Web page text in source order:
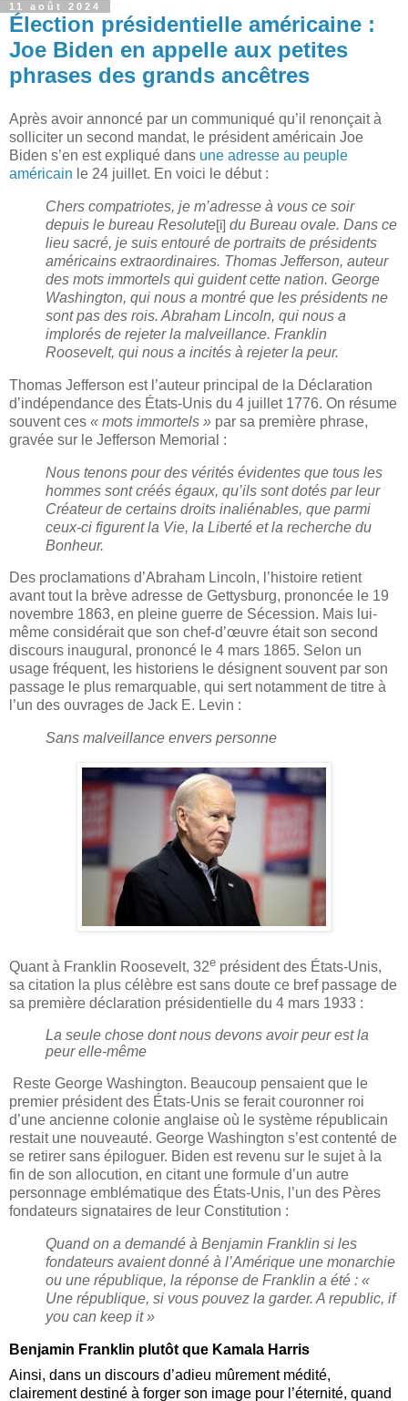
11 août 2024
Élection présidentielle américaine :
Joe Biden en appelle aux petites
phrases des grands ancêtres
Après avoir annoncé par un communiqué qu’il renonçait à
solliciter un second mandat, le président américain Joe
Biden s’en est expliqué dans une adresse au peuple
américain le 24 juillet. En voici le début :
Chers compatriotes, je m’adresse à vous ce soir
depuis le bureau Resolute[i] du Bureau ovale. Dans ce
lieu sacré, je suis entouré de portraits de présidents
américains extraordinaires. Thomas Jefferson, auteur
des mots immortels qui guident cette nation. George
Washington, qui nous a montré que les présidents ne
sont pas des rois. Abraham Lincoln, qui nous a
implorés de rejeter la malveillance. Franklin
Roosevelt, qui nous a incités à rejeter la peur.
Thomas Jefferson est l’auteur principal de la Déclaration
d’indépendance des États-Unis du 4 juillet 1776. On résume
souvent ces « mots immortels » par sa première phrase,
gravée sur le Jefferson Memorial :
Nous tenons pour des vérités évidentes que tous les
hommes sont créés égaux, qu’ils sont dotés par leur
Créateur de certains droits inaliénables, que parmi
ceux-ci figurent la Vie, la Liberté et la recherche du
Bonheur.
Des proclamations d’Abraham Lincoln, l’histoire retient
avant tout la brève adresse de Gettysburg, prononcée le 19
novembre 1863, en pleine guerre de Sécession. Mais lui-
même considérait que son chef-d’œuvre était son second
discours inaugural, prononcé le 4 mars 1865. Selon un
usage fréquent, les historiens le désignent souvent par son
passage le plus remarquable, qui sert notamment de titre à
l’un des ouvrages de Jack E. Levin :
Sans malveillance envers personne
Quant à Franklin Roosevelt, 32e président des États-Unis,
sa citation la plus célèbre est sans doute ce bref passage de
sa première déclaration présidentielle du 4 mars 1933 :
La seule chose dont nous devons avoir peur est la
peur elle-même
Reste George Washington. Beaucoup pensaient que le
premier président des États-Unis se ferait couronner roi
d’une ancienne colonie anglaise où le système républicain
restait une nouveauté. George Washington s’est contenté de
se retirer sans épiloguer. Biden est revenu sur le sujet à la
fin de son allocution, en citant une formule d’un autre
personnage emblématique des États-Unis, l’un des Pères
fondateurs signataires de leur Constitution :
Quand on a demandé à Benjamin Franklin si les
fondateurs avaient donné à l’Amérique une monarchie
ou une république, la réponse de Franklin a été : «
Une république, si vous pouvez la garder. A republic, if
you can keep it »
Benjamin Franklin plutôt que Kamala Harris
Ainsi, dans un discours d’adieu mûrement médité,
clairement destiné à forger son image pour l’éternité, quand